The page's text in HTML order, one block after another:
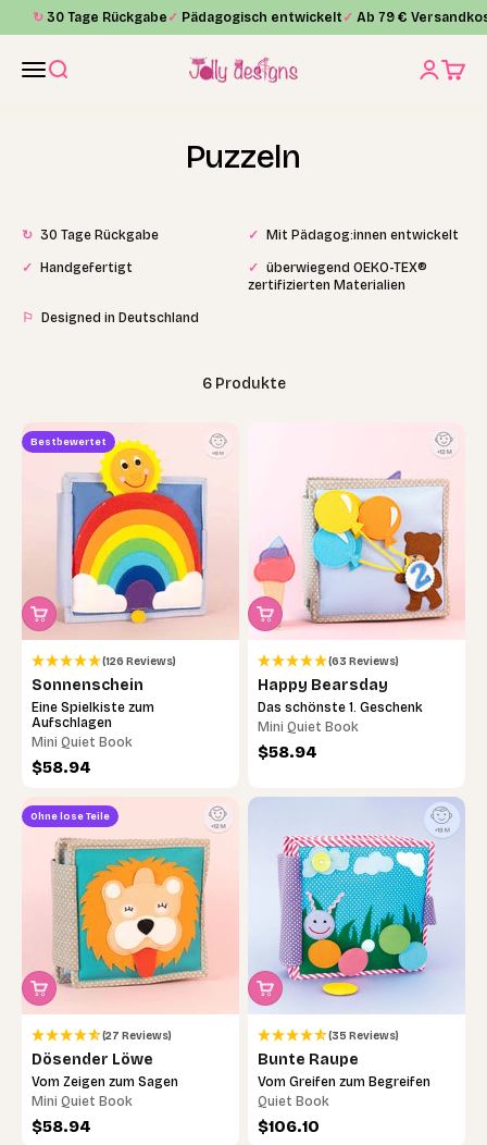
Zum Inhalt springen
↻ 30 Tage Rückgabe ✓ Pädagogisch entwickelt ✓ Ab 79 €
MenüSuche Jolly Designs
Puzzeln
↻ 30 Tage Rückgabe ✓ Mit Pädagog:innen entwickelt
✓ Handgefertigt ✓ überwiegend OEKO-TEX®
zertifizierten Materialien
⚐ Designed in Deutschland
6 Produkte
Bestbewertet
(126 Reviews)
Sonnenschein
Eine Spielkiste zum
Aufschlagen
Mini Quiet Book
Angebot
$58.94
(63 Reviews)
Happy Bearsday
Das schönste 1. Geschenk
Mini Quiet Book
Angebot
$58.94
Ohne lose Teile
(27 Reviews)
Dösender Löwe
Vom Zeigen zum Sagen
Mini Quiet Book
Angebot
$58.94
(35 Reviews)
Bunte Raupe
Vom Greifen zum Begreifen
Quiet Book
Angebot
$106.10